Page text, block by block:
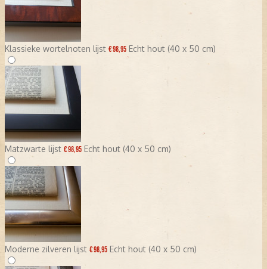
Klassieke wortelnoten lijst € 98,95 Echt hout (40 x 50 cm)
Matzwarte lijst € 98,95 Echt hout (40 x 50 cm)
Moderne zilveren lijst € 98,95 Echt hout (40 x 50 cm)